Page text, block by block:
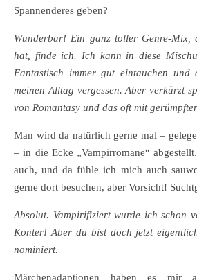
Spannenderes geben?
Wunderbar! Ein ganz toller Genre-Mix,
hat, finde ich. Ich kann in diese
Fantastisch immer gut eintauchen und
meinen Alltag vergessen. Aber verkürzt
von Romantasy und das oft mit
Man wird da natürlich gerne mal –
– in die Ecke „Vampirromane“
auch, und da fühle ich mich auch
gerne dort besuchen, aber Vorsicht!
Absolut. Vampirifiziert wurde ich schon
Konter! Aber du bist doch jetzt
nominiert.
Märchenadaptionen haben es mir